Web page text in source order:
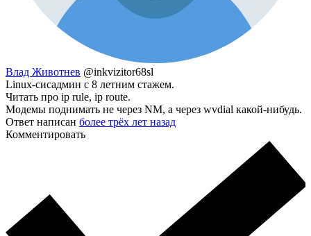
Влад Животнев @inkvizitor68sl
Linux-сисадмин с 8 летним стажем.
Читать про ip rule, ip route.
Модемы поднимать не через NM, а через wvdial какой-нибудь.
Ответ написан более трёх лет назад
Комментировать